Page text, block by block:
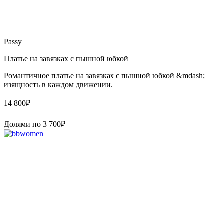
Passy
Платье на завязках с пышной юбкой
Романтичное платье на завязках с пышной юбкой &mdash;
изящность в каждом движении.
14 800₽
Долями по 3 700₽